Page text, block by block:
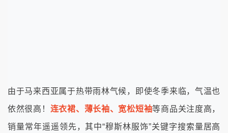
由于马来西亚属于热带雨林气候，即使冬季来临，气温也
依然很高！ 连衣裙、薄长袖、宽松短袖等商品关注度高，
销量常年遥遥领先，其中“穆斯林服饰”关键字搜索量居高